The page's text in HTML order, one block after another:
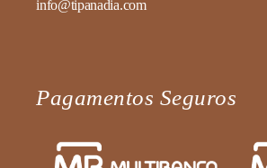
info@tipanadia.com
Pagamentos Seguros